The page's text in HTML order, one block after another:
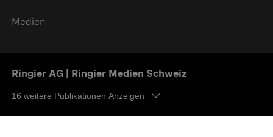
Medien
Ringier AG | Ringier Medien Schweiz
16 weitere Publikationen Anzeigen